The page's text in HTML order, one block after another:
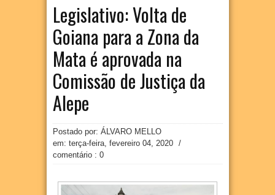
Legislativo: Volta de
Goiana para a Zona da
Mata é aprovada na
Comissão de Justiça da
Alepe
Postado por: ÁLVARO MELLO
em: terça-feira, fevereiro 04, 2020
/
comentário : 0